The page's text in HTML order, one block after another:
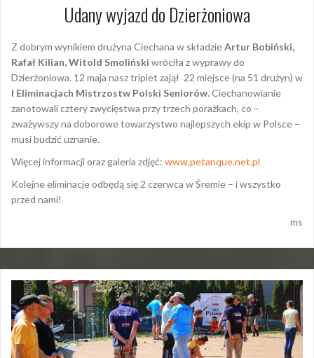
Udany wyjazd do Dzierżoniowa
Z dobrym wynikiem drużyna Ciechana w składzieArtur Bobiński,
Rafał Kilian, Witold Smoliński wróciła z wyprawy do
Dzierżoniowa. 12 maja nasz triplet zajął 22 miejsce (na 51 drużyn) w
I Eliminacjach Mistrzostw Polski Seniorów. Ciechanowianie
zanotowali cztery zwycięstwa przy trzech porażkach, co –
zważywszy na doborowe towarzystwo najlepszych ekip w Polsce –
musi budzić uznanie.
Więcej informacji oraz galeria zdjęć: www.petanque.net.pl
Kolejne eliminacje odbędą się 2 czerwca w Śremie – i wszystko
przed nami!
ms